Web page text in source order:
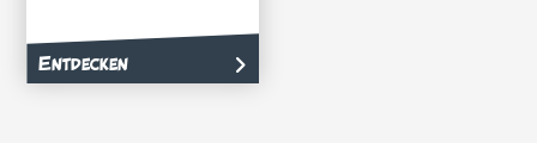
Entdecken